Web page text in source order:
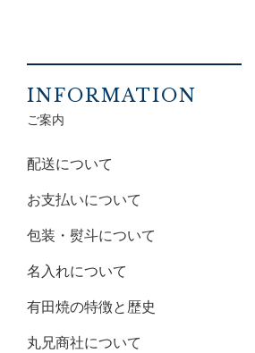
INFORMATION
ご案内
配送について
お支払いについて
包装・熨斗について
名入れについて
有田焼の特徴と歴史
丸兄商社について